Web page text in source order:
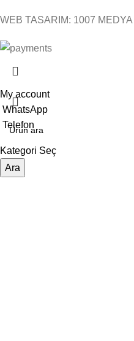
WEB TASARIM: 1007 MEDYA
Kategori Seç
Ara
My account
WhatsApp
Telefon